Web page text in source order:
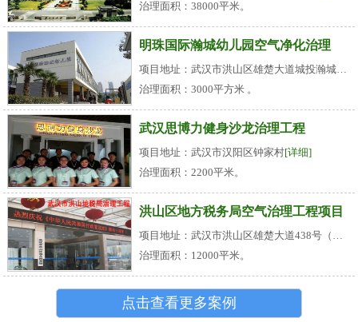
治理面积：38000平米。
明珠国际瀚城幼儿园空气净化治理
治理面积：3000平方米 。
武汉思博力健身沙龙治理工程
项目地址：武汉市汉阳区钟家村[详细]
治理面积：2200平米。
洪山区地方税务局空气治理工程项目
治理面积：12000平米。
点击查看更多案例